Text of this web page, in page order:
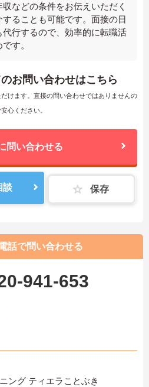
などの条件をお伝えいただく
ることも可能です。面接の日
行するので、効率的に転職活
す。
お問い合わせはこちら
けます。直接の問い合わせではありませんの
心ください。
問い合わせる
談 保存
話で問い合わせる
941-653
ング ティエラことぶき